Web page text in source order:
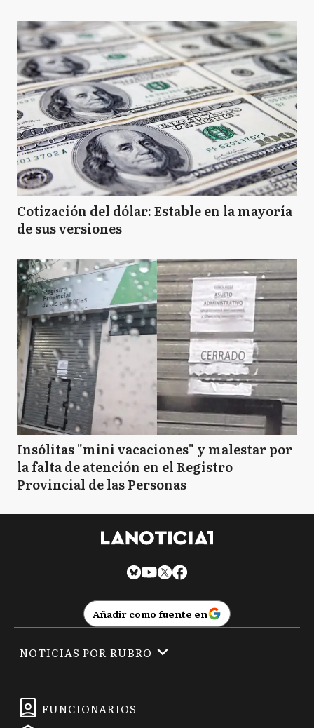
Cotización del dólar: Estable en la mayoría
de sus versiones
Insólitas "mini vacaciones" y malestar por
la falta de atención en el Registro
Provincial de las Personas
Añadir como fuente en
FUNCIONARIOS
NOTICIAS POR RUBRO